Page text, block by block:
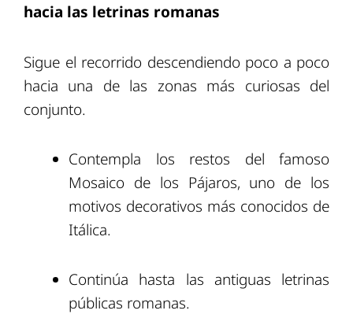
hacia las letrinas romanas
Sigue el recorrido descendiendo poco a poco
hacia una de las zonas más curiosas del
conjunto.
Contempla los restos del famoso
Mosaico de los Pájaros, uno de los
motivos decorativos más conocidos de
Itálica.
Continúa hasta las antiguas letrinas
públicas romanas.